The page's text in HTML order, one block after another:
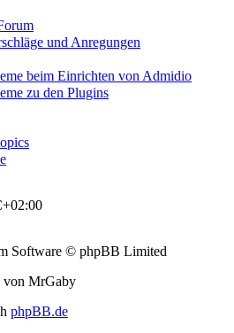
und Anregungen
beim Einrichten von Admidio
zu den Plugins
Software © phpBB Limited
MrGaby
phpBB.de